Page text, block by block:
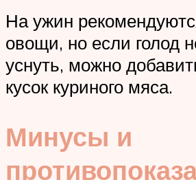
На ужин
овощи, но если голод
уснуть, можно
кусок куриного мяса.
Минусы и